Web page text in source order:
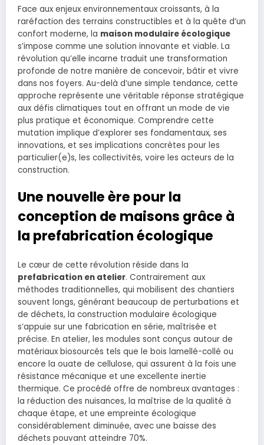
Face aux enjeux environnementaux croissants, à la
raréfaction des terrains constructibles et à la quête d’un
confort moderne, la maison modulaire écologique
s’impose comme une solution innovante et viable. La
révolution qu’elle incarne traduit une transformation
profonde de notre manière de concevoir, bâtir et vivre
dans nos foyers. Au-delà d’une simple tendance, cette
approche représente une véritable réponse stratégique
aux défis climatiques tout en offrant un mode de vie
plus pratique et économique. Comprendre cette
mutation implique d’explorer ses fondamentaux, ses
innovations, et ses implications concrètes pour les
particulier(e)s, les collectivités, voire les acteurs de la
construction.
Une nouvelle ère pour la
conception de maisons grâce à
la prefabrication écologique
Le cœur de cette révolution réside dans la
prefabrication en atelier. Contrairement aux
méthodes traditionnelles, qui mobilisent des chantiers
souvent longs, générant beaucoup de perturbations et
de déchets, la construction modulaire écologique
s’appuie sur une fabrication en série, maîtrisée et
précise. En atelier, les modules sont conçus autour de
matériaux biosourcés tels que le bois lamellé-collé ou
encore la ouate de cellulose, qui assurent à la fois une
résistance mécanique et une excellente inertie
thermique. Ce procédé offre de nombreux avantages :
la réduction des nuisances, la maîtrise de la qualité à
chaque étape, et une empreinte écologique
considérablement diminuée, avec une baisse des
déchets pouvant atteindre 70%.